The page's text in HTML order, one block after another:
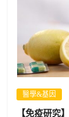
醫學&基因
【免疫研究